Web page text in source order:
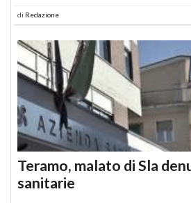
di Redazione
Teramo, malato di Sla
sanitarie